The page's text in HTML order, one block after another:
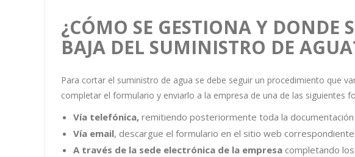
¿CÓMO SE GESTIONA Y DONDE
BAJA DEL SUMINISTRO DE
Para cortar el suministro de agua se debe seguir un procedimiento que
completar el formulario y enviarlo a la empresa de una de las siguientes
Vía telefónica,remitiendo posteriormente toda la documentación
Vía email, descargue el formulario en el sitio web correspondiente.
A través de la sede electrónica de la empresacompletando